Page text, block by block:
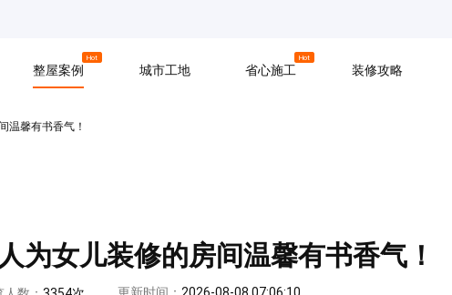
整屋案例
Hot
城市工地 省心施工
Hot
装修攻略
温馨有书香气！
为女儿装修的房间温馨有书香气！